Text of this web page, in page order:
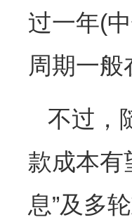
过一年(
周期一
不过，
款成本有
息”及多